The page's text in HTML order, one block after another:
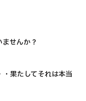
せんか？
果たしてそれは本当